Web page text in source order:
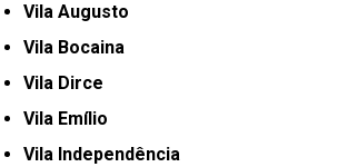
Vila Augusto
Vila Bocaina
Vila Dirce
Vila Emílio
Vila Independência